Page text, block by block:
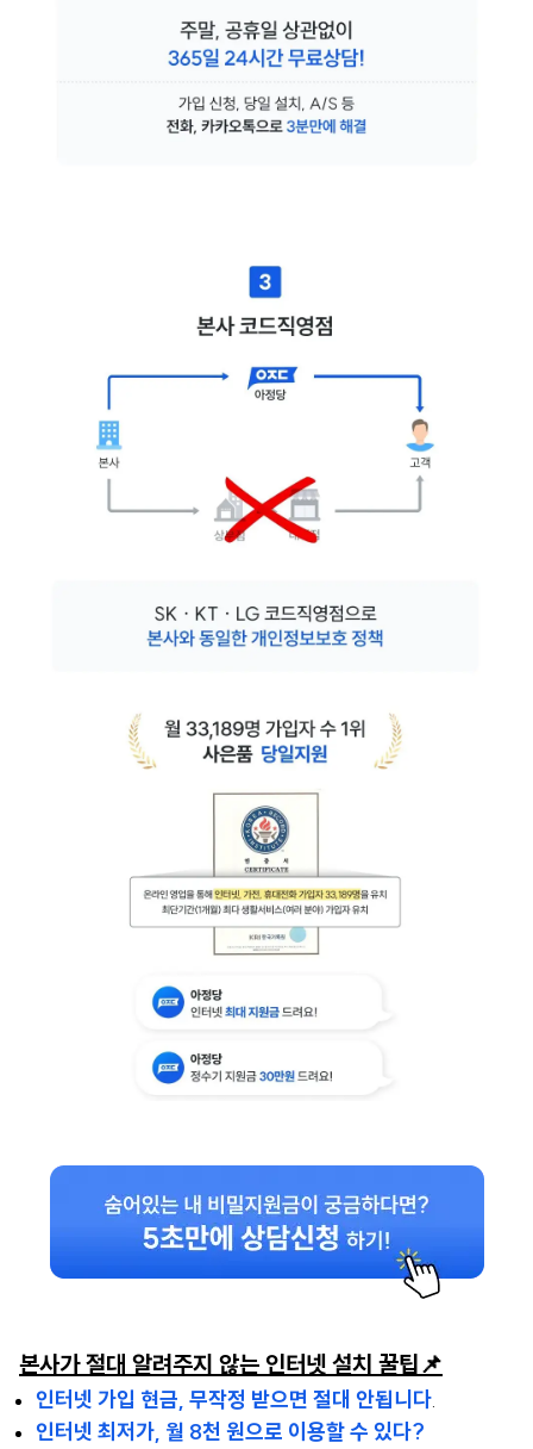
본사가 절대 알려주지 않는 인터넷 설치 꿀팁📌
인터넷 가입 현금, 무작정 받으면 절대 안됩니다.
인터넷 최저가, 월 8천 원으로 이용할 수 있다?